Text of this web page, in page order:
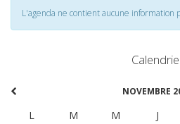
L'agenda ne contient aucune information
NOVEMBRE
L M M J